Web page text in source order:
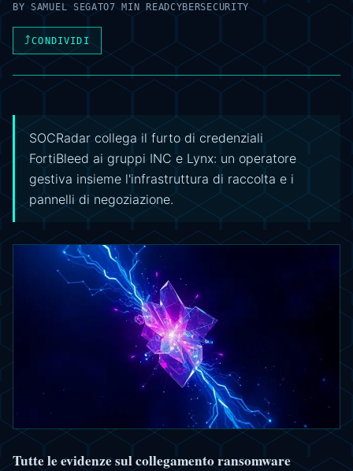
BYSAMUEL SEGATO7 MIN READCYBERSECURITY
⤴CONDIVIDI
SOCRadar collega il furto di credenziali
FortiBleed ai gruppi INC e Lynx: un operatore
gestiva insieme l'infrastruttura di raccolta e i
pannelli di negoziazione.
Tutte le evidenze sul collegamento ransomware